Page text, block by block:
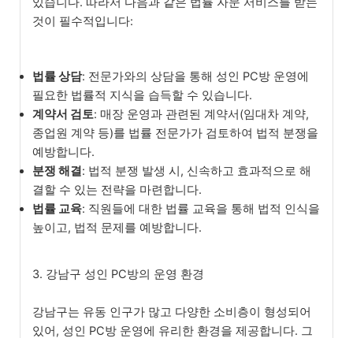
것이 필수적입니다:
법률 상담: 전문가와의 상담을 통해 성인 PC방 운영에
필요한 법률적 지식을 습득할 수 있습니다.
계약서 검토: 매장 운영과 관련된 계약서(임대차 계약,
종업원 계약 등)를 법률 전문가가 검토하여 법적 분쟁을
예방합니다.
분쟁 해결: 법적 분쟁 발생 시, 신속하고 효과적으로 해
결할 수 있는 전략을 마련합니다.
법률 교육: 직원들에 대한 법률 교육을 통해 법적 인식을
높이고, 법적 문제를 예방합니다.
3. 강남구 성인 PC방의 운영 환경
강남구는 유동 인구가 많고 다양한 소비층이 형성되어
있어, 성인 PC방 운영에 유리한 환경을 제공합니다. 그